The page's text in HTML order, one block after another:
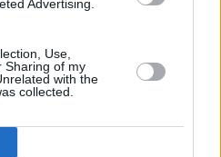
Advertising.
Use,
Sharing of my
with the
collected.
να κοιμάται